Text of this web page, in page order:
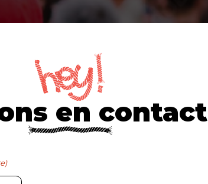
en contact